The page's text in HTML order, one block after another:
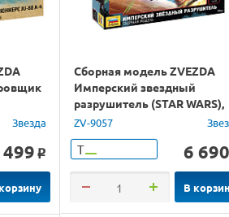
Звезда
499 o
Сборная модель ZVEZDA
Имперский звездный
разрушитель (STAR WARS),
1/2700
ZV-9057
Т 6 690
В